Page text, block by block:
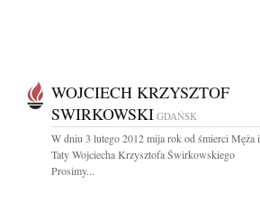
WOJCIECH KRZYSZTOF
SWIRKOWSKI GDAŃSK
W dniu 3 lutego 2012 mija rok od śmierci Męża i
Taty Wojciecha Krzysztofa Świrkowskiego
Prosimy...